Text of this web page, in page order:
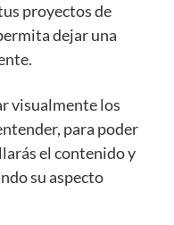
proyectos de
dejar una
visualmente los
para poder
el contenido y
su aspecto